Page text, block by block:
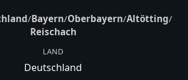
/Bayern/Oberbayern/Altötting/
Reischach
LAND
Deutschland